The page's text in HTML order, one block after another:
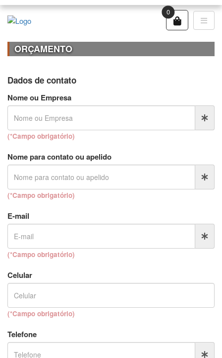
0
ORÇAMENTO
Dados de contato
Nome ou Empresa
(*Campo obrigatório)
Nome para contato ou apelido
(*Campo obrigatório)
E-mail
(*Campo obrigatório)
Celular
(*Campo obrigatório)
Telefone